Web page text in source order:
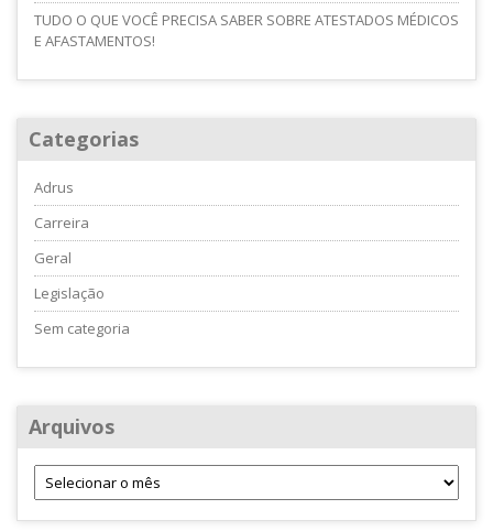
TUDO O QUE VOCÊ PRECISA SABER SOBRE ATESTADOS MÉDICOS
E AFASTAMENTOS!
Categorias
Adrus
Carreira
Geral
Legislação
Sem categoria
Arquivos